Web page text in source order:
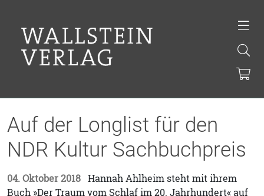
Auf der Longlist für den
NDR Kultur Sachbuchpreis
04. Oktober 2018 Hannah Ahlheim steht mit ihrem
Buch »Der Traum vom Schlaf im 20. Jahrhundert« auf